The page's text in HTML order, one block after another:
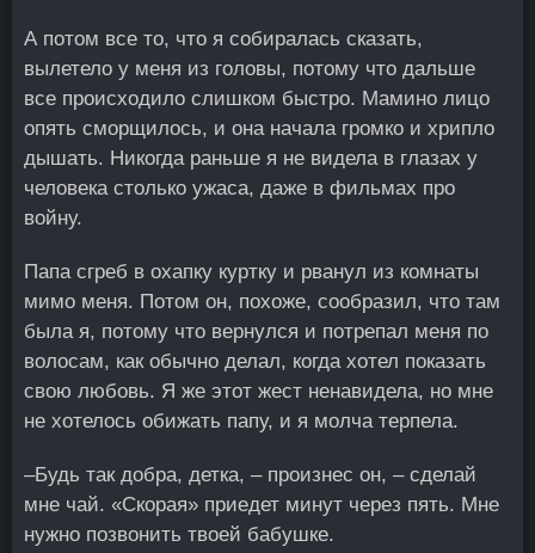
А потом все то, что я собиралась сказать,
вылетело у меня из головы, потому что дальше
все происходило слишком быстро. Мамино лицо
опять сморщилось, и она начала громко и хрипло
дышать. Никогда раньше я не видела в глазах у
человека столько ужаса, даже в фильмах про
войну.
Папа сгреб в охапку куртку и рванул из комнаты
мимо меня. Потом он, похоже, сообразил, что там
была я, потому что вернулся и потрепал меня по
волосам, как обычно делал, когда хотел показать
свою любовь. Я же этот жест ненавидела, но мне
не хотелось обижать папу, и я молча терпела.
–Будь так добра, детка, – произнес он, – сделай
мне чай. «Скорая» приедет минут через пять. Мне
нужно позвонить твоей бабушке.